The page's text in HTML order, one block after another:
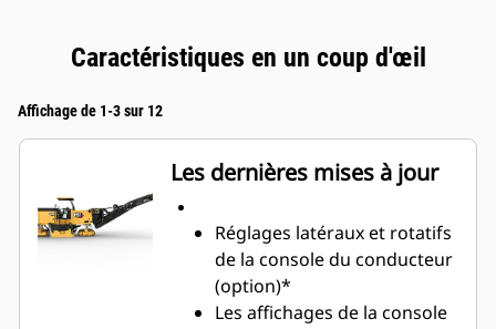
Caractéristiques en un coup d'œil
Affichage de 1-3 sur 12
Les dernières mises à jour
Réglages latéraux et rotatifs
de la console du conducteur
(option)*
Les affichages de la console